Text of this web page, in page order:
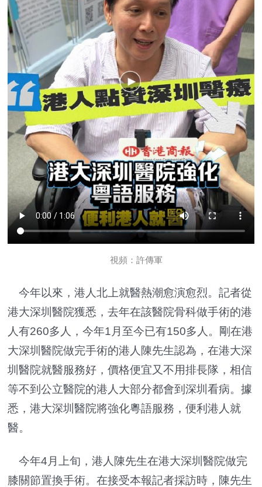
視頻：許傳軍
今年以來，港人北上就醫熱潮愈演愈烈。記者從
港大深圳醫院獲悉，去年在該醫院骨科做手術的港
人有260多人，今年1月至今已有150多人。剛在港
大深圳醫院做完手術的港人陳先生認為，在港大深
圳醫院就醫服務好，價格便宜又不用排長隊，相信
等不到公立醫院的港人大部分都會到深圳看病。據
悉，港大深圳醫院將強化粵語服務，便利港人就
醫。
今年4月上旬，港人陳先生在港大深圳醫院做完
膝關節置換手術。在接受本報記者採訪時，陳先生